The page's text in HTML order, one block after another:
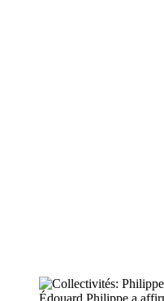
Édouard Philippe a